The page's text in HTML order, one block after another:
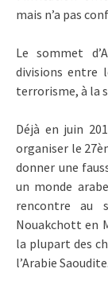
mais n’a pas
Le sommet
divisions entre
terrorisme, à la
Déjà en juin
organiser le
donner une
un monde
rencontre au
Nouakchott en
la plupart des
l’Arabie Saoudite.